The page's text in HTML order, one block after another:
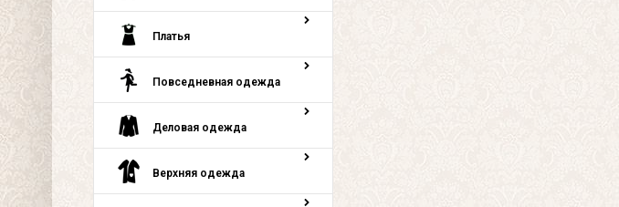
Платья
Повседневная одежда
Деловая одежда
Верхняя одежда